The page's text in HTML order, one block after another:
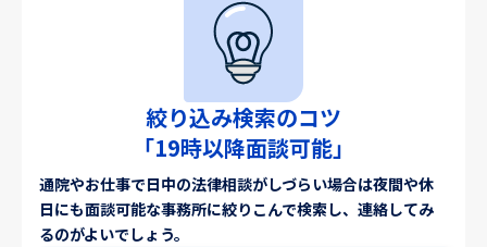
絞り込み検索のコツ
「19時以降面談可能」
通院やお仕事で日中の法律相談がしづらい場合は夜間や休
日にも面談可能な事務所に絞りこんで検索し、連絡してみ
るのがよいでしょう。